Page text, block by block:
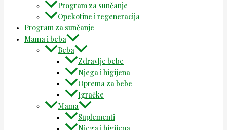
Program za sunčanje
Opekotine i regeneracija
Program za sunčanje
Mama i beba
Beba
Zdravlje bebe
Njega i higijena
Oprema za bebe
Igračke
Mama
Suplementi